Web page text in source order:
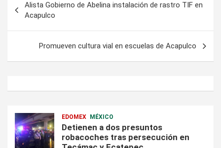
de
entradas
Alista Gobierno de Abelina instalación de rastro TIF en
Acapulco
Promueven cultura vial en escuelas de Acapulco
EDOMEX MÉXICO
Detienen a dos presuntos
robacoches tras persecución en